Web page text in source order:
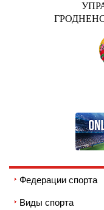
Федерации спорта
Виды спорта